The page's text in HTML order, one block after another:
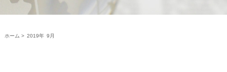
ホーム > 2019年 9月